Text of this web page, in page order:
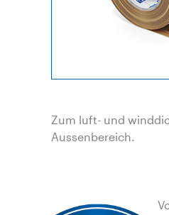
Zum luft- und
Aussenbereich.